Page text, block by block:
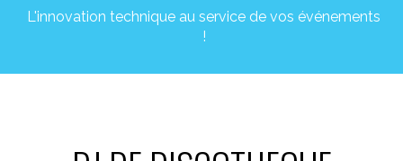
L'innovation technique au service de vos événements
!